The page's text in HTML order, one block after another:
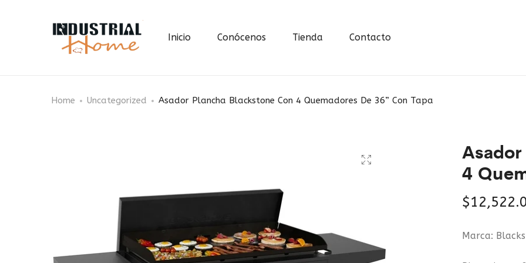
Inicio Conócenos Tienda Contacto
Home Uncategorized Asador Plancha Blackstone Con 4 Quemadores De 36” Con Tapa
4
$
Marca: